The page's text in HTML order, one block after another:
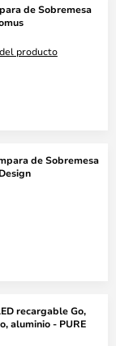
de Sobremesa
producto
de Sobremesa
recargable Go,
aluminio - PURE